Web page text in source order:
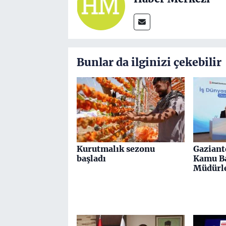
Bunlar da ilginizi çekebilir
Kurutmalık sezonu
başladı
Kamu